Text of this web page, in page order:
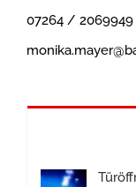
07264 / 2069949